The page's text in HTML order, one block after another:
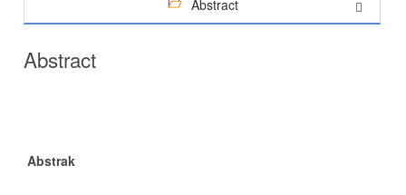
Abstract
Abstract
Abstrak